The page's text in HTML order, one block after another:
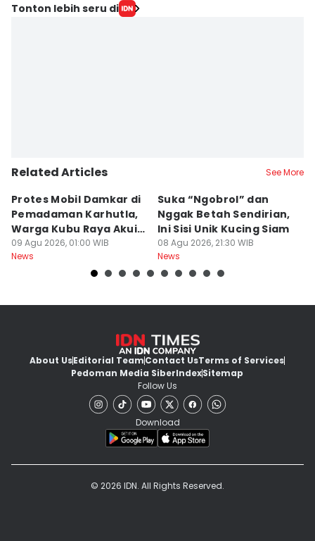
Tonton lebih seru di
Related Articles See More
Protes Mobil Damkar di
Pemadaman Karhutla,
Warga Kubu Raya Akui
Khilaf
09 Agu 2026, 01:00 WIB
News
Suka “Ngobrol” dan
Nggak Betah Sendirian,
Ini Sisi Unik Kucing Siam
08 Agu 2026, 21:30 WIB
News
About UsEditorial TeamContact UsTerms of Services
Pedoman Media SiberIndexSitemap
Follow Us
Download
© 2026 IDN. All Rights Reserved.